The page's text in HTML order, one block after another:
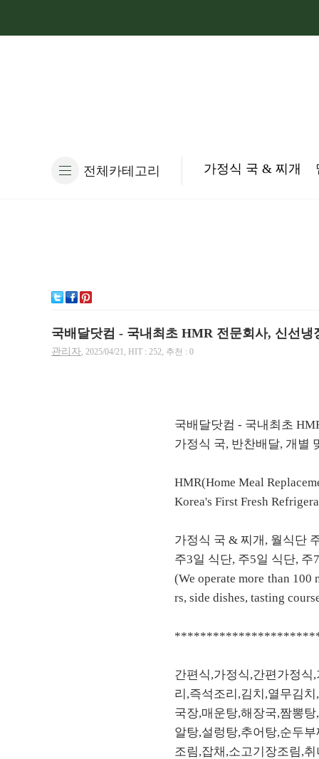
전체카테고리 가정식 국 & 찌개
국배달닷컴 - 국내최초 HMR 전문회사, 신선냉
관리자, 2025/04/21, HIT : 252, 추천 : 0
국배달닷컴 - 국내최초
가정식 국, 반찬배달, 개별
HMR(Home Meal
Korea's First Fresh
가정식 국 & 찌개, 월식단
주3일 식단, 주5일 식단,
(We operate more than
rs, side dishes, tasting
간편식,가정식,간편가정식
리,즉석조리,김치,열무김
국장,매운탕,해장국,짬뽕
알탕,설렁탕,추어탕,순두
조림,잡채,소고기장조림,